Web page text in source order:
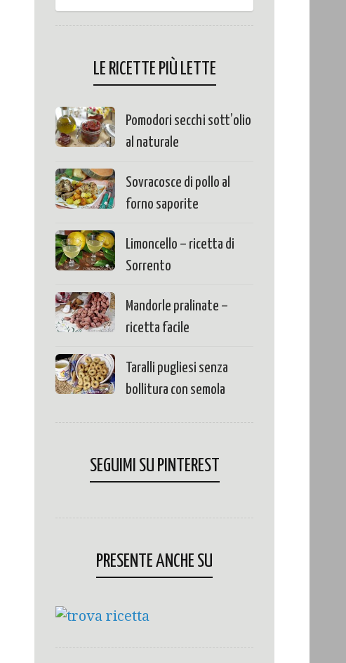
LE RICETTE PIÙ LETTE
Pomodori secchi sott’olio
al naturale
Sovracosce di pollo al
forno saporite
Limoncello – ricetta di
Sorrento
Mandorle pralinate –
ricetta facile
Taralli pugliesi senza
bollitura con semola
SEGUIMI SU PINTEREST
PRESENTE ANCHE SU